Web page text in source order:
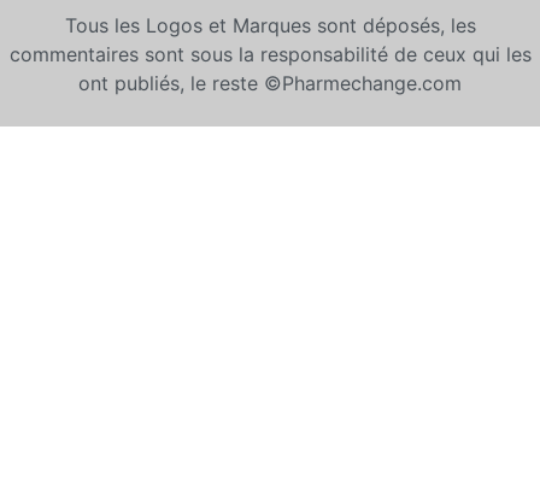
Tous les Logos et Marques sont déposés, les
commentaires sont sous la responsabilité de ceux qui les
ont publiés, le reste ©Pharmechange.com